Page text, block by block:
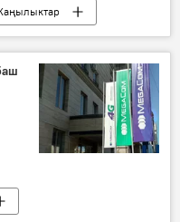
окуучулар